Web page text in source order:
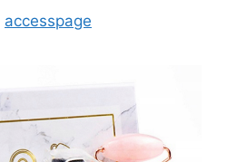
accesspage